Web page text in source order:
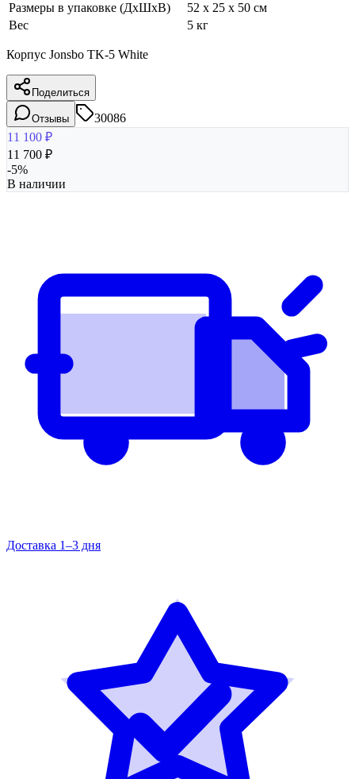
Размеры в упаковке (ДхШхВ)
52 x 25 x 50 см
Вес
5 кг
Корпус Jonsbo TK-5 White
Поделиться
Отзывы
30086
11 100 ₽
11 700 ₽
-5%
В наличии
Доставка 1–3 дня